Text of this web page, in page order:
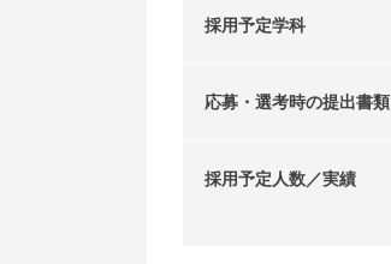
採用予定学科
応募・選考時の提出書類
採用予定人数／実績